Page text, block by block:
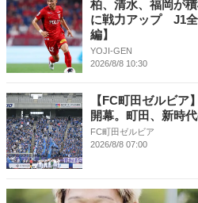
柏、清水、福岡が
に戦力アップ J1全
編】
YOJI-GEN
2026/8/8 10:30
【FC町田ゼルビア
開幕。町田、新時
FC町田ゼルビア
2026/8/8 07:00